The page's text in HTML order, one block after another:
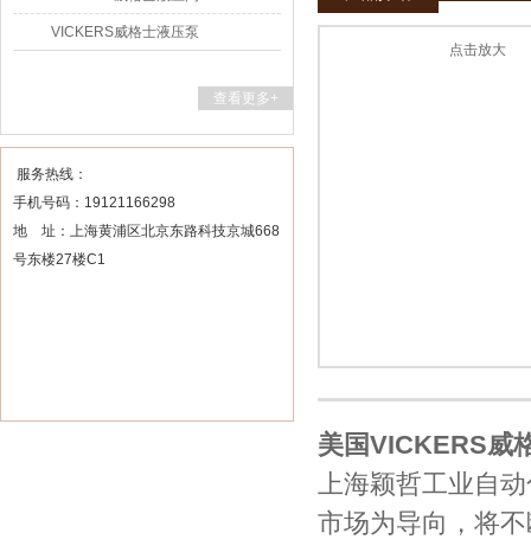
VICKERS威格士液压泵
查看更多+
服务热线：
手机号码：19121166298
地 址：上海黄浦区北京东路科技京城668
号东楼27楼C1
点击放大
美国VICKERS威
上海颖哲工业自
市场为导向，将